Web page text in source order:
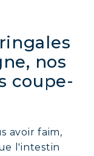
nos
coupe-
avoir faim,
l'intestin